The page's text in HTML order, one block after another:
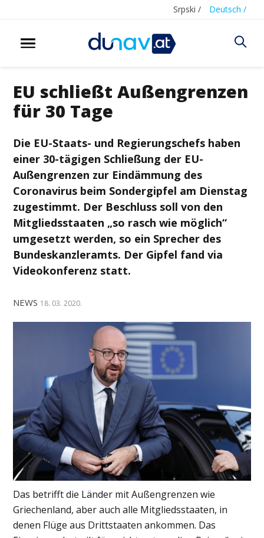
Srpski / Deutsch /
EU schließt Außengrenzen
für 30 Tage
Die EU-Staats- und Regierungschefs haben
einer 30-tägigen Schließung der EU-
Außengrenzen zur Eindämmung des
Coronavirus beim Sondergipfel am Dienstag
zugestimmt. Der Beschluss soll von den
Mitgliedsstaaten „so rasch wie möglich“
umgesetzt werden, so ein Sprecher des
Bundeskanzleramts. Der Gipfel fand via
Videokonferenz statt.
NEWS 18. 03. 2020.
Das betrifft die Länder mit Außengrenzen wie
Griechenland, aber auch alle Mitgliedsstaaten, in
denen Flüge aus Drittstaaten ankommen. Das